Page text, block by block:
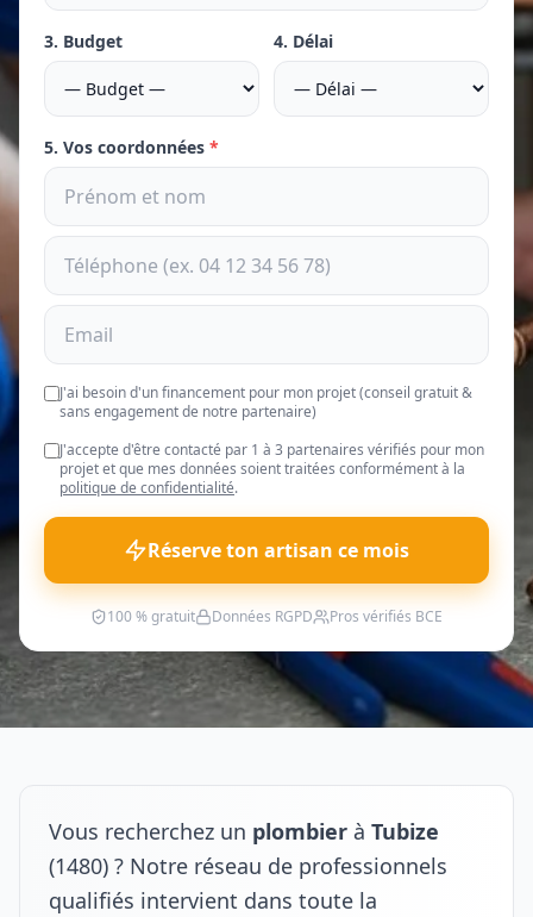
3. Budget 4. Délai
5. Vos coordonnées *
J'ai besoin d'un financement pour mon projet (conseil gratuit &
sans engagement de notre partenaire)
J'accepte d'être contacté par 1 à 3 partenaires vérifiés pour mon
projet et que mes données soient traitées conformément à la
politique de confidentialité.
Réserve ton artisan ce mois
100 % gratuit Données RGPD Pros vérifiés BCE
Vous recherchez un plombier à Tubize
(1480) ? Notre réseau de professionnels
qualifiés intervient dans toute la